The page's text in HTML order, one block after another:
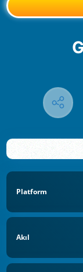
Platform
Akıl